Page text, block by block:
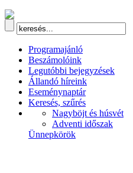
Programajánló
Beszámolóink
Legutóbbi bejegyzések
Állandó híreink
Eseménynaptár
Keresés, szűrés
Nagyböjt és húsvét
Adventi időszak
Ünnepkörök